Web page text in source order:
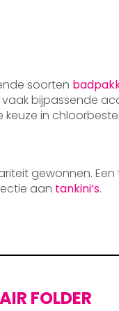
soorten
bijpassende
in
gewonnen.
aan tankini’s.
FOLDER